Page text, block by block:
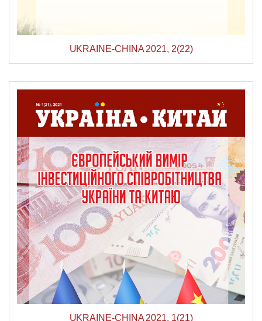
UKRAINE-CHINA 2021, 2(22)
UKRAINE-CHINA 2021, 1(21)